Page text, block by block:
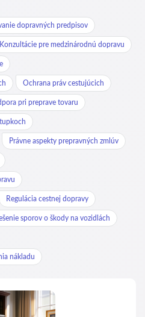
dopravných predpisov
Konzultácie pre medzinárodnú dopravu
Ochrana práv cestujúcich
pri preprave tovaru
Právne aspekty prepravných zmlúv
Regulácia cestnej dopravy
sporov o škody na vozidlách
nákladu